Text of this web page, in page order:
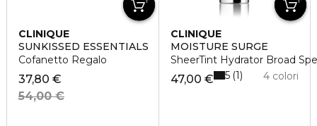
CLINIQUE
SUNKISSED ESSENTIALS
Cofanetto Regalo
37,80 €
54,00 €
CLINIQUE
MOISTURE SURGE
SheerTint Hydrator Broad
47,00 € 4 colori
5 1